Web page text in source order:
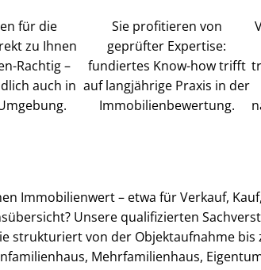
für die
zu Ihnen
Rachtig –
auch in
Sie profitieren von
geprüfter Expertise:
fundiertes Know-how trifft
auf langjährige Praxis in der
Im­mo­bi­li­en­be­wer­tung.
Immobilienwert – etwa für Verkauf,
Unsere qualifizierten
strukturiert von der Objektaufnahme
Mehr­fa­mi­li­en­haus,